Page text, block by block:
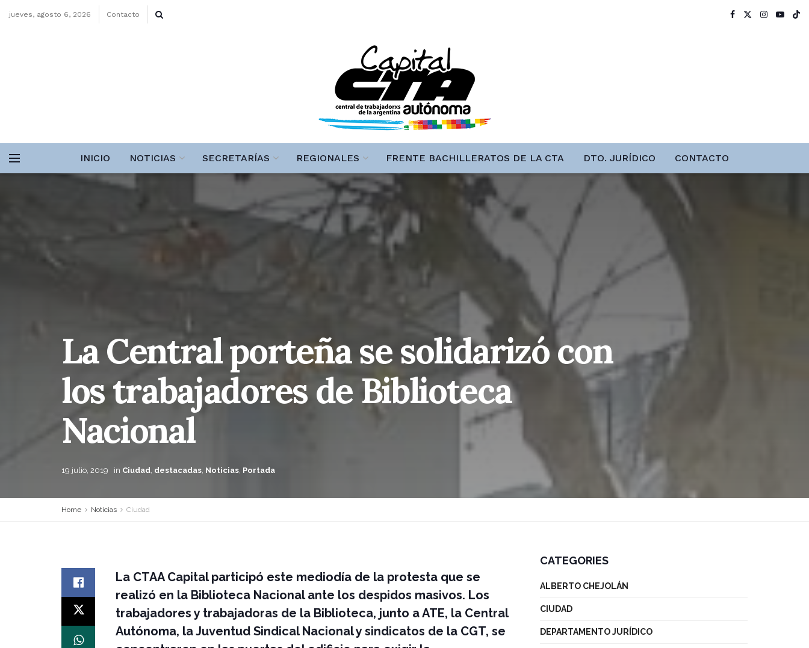
jueves, agosto 6, 2026 Contacto
INICIO NOTICIAS SECRETARÍAS REGIONALES FRENTE BACHILLERATOS DE LA CTA DTO. JURÍDICO CONTACTO
La Central porteña se solidarizó con
los trabajadores de Biblioteca
Nacional
19 julio, 2019 in Ciudad, destacadas, Noticias, Portada
Home Noticias Ciudad
La CTAA Capital participó este mediodía de la protesta que se
realizó en la Biblioteca Nacional ante los despidos masivos. Los
trabajadores y trabajadoras de la Biblioteca, junto a ATE, la Central
Autónoma, la Juventud Sindical Nacional y sindicatos de la CGT, se
CATEGORIES
ALBERTO CHEJOLÁN
CIUDAD
DEPARTAMENTO JURÍDICO